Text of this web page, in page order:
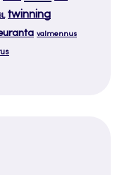
twinning
valmennus